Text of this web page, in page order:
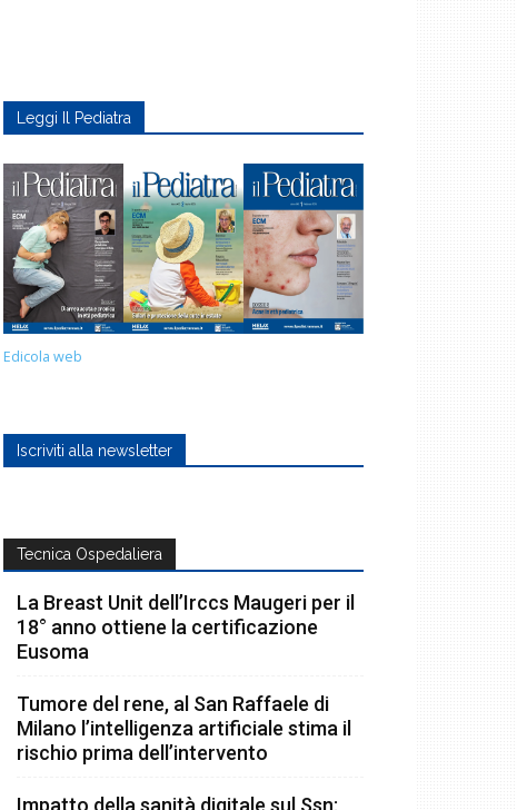
Leggi Il Pediatra
Edicola web
Iscriviti alla newsletter
Tecnica Ospedaliera
La Breast Unit dell’Irccs Maugeri per il
18° anno ottiene la certificazione
Eusoma
Tumore del rene, al San Raffaele di
Milano l’intelligenza artificiale stima il
rischio prima dell’intervento
Impatto della sanità digitale sul Ssn: